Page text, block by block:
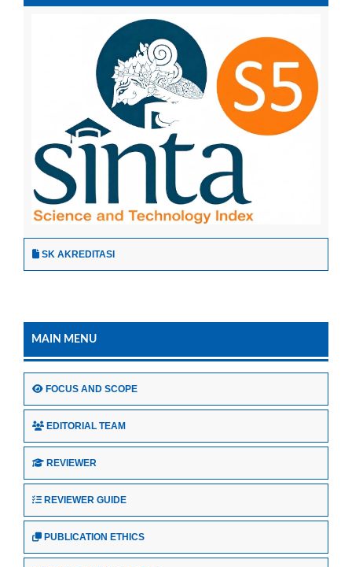
SK AKREDITASI
MAIN MENU
FOCUS AND SCOPE
EDITORIAL TEAM
REVIEWER
REVIEWER GUIDE
PUBLICATION ETHICS